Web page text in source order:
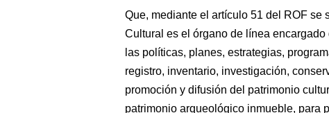
Que, mediante el artículo 51 del ROF
Cultural es el órgano de línea
las políticas, planes, estrategias,
registro, inventario, investigación,
promoción y difusión del patrimonio
patrimonio arqueológico inmueble, para